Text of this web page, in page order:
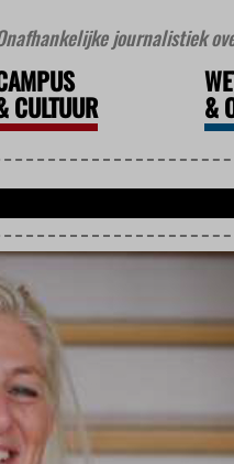
journalistiek
CULTUUR &